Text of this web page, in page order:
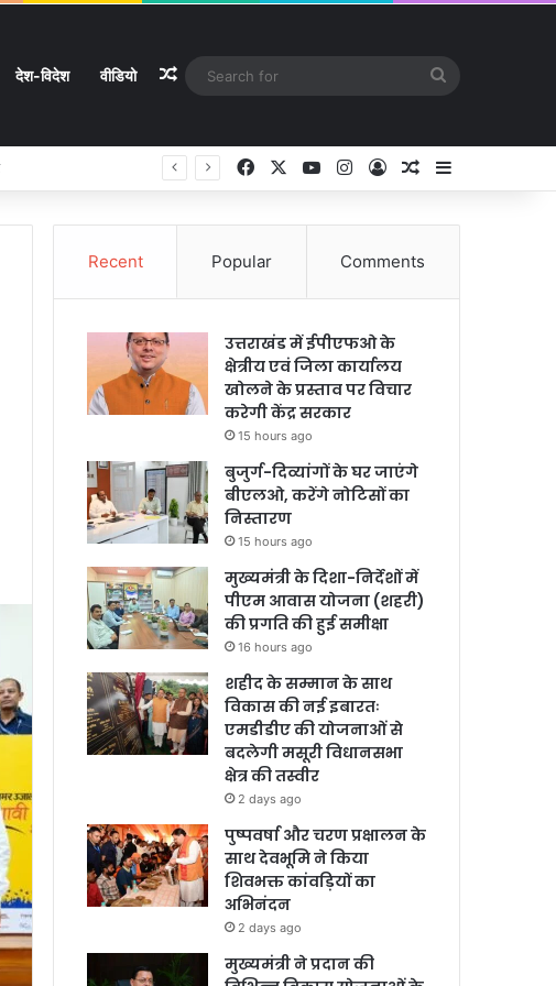
देश-विदेश वीडियो Random Article
Facebook YouTubeInstagram
Log InRandom Article
Recent Popular Comments
उत्तराखंड में ईपीएफओ के
क्षेत्रीय एवं जिला कार्यालय
खोलने के प्रस्ताव पर विचार
करेगी केंद्र सरकार
15 hours ago
बुजुर्ग-दिव्यांगों के घर जाएंगे
बीएलओ, करेंगे नोटिसों का
निस्तारण
15 hours ago
मुख्यमंत्री के दिशा-निर्देशों में
पीएम आवास योजना (शहरी)
की प्रगति की हुई समीक्षा
16 hours ago
शहीद के सम्मान के साथ
विकास की नई इबारतः
एमडीडीए की योजनाओं से
बदलेगी मसूरी विधानसभा
क्षेत्र की तस्वीर
2 days ago
पुष्पवर्षा और चरण प्रक्षालन के
साथ देवभूमि ने किया
शिवभक्त कांवड़ियों का
अभिनंदन
2 days ago
मुख्यमंत्री ने प्रदान की